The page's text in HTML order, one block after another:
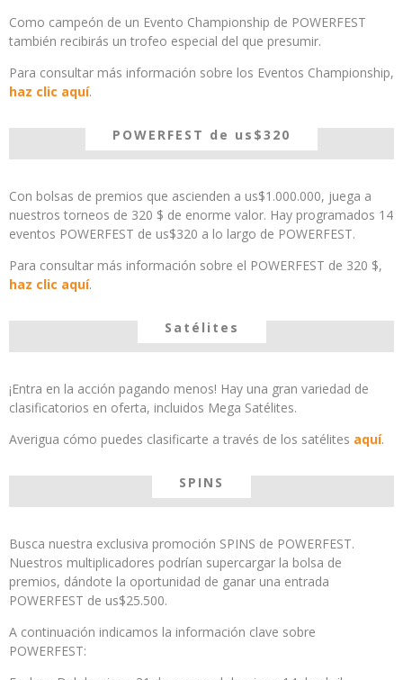
Como campeón de un Evento Championship de POWERFEST
también recibirás un trofeo especial del que presumir.
Para consultar más información sobre los Eventos Championship,
haz clic aquí.
POWERFEST de us$320
Con bolsas de premios que ascienden a us$1.000.000, juega a
nuestros torneos de 320 $ de enorme valor. Hay programados 14
eventos POWERFEST de us$320 a lo largo de POWERFEST.
Para consultar más información sobre el POWERFEST de 320 $,
haz clic aquí.
Satélites
¡Entra en la acción pagando menos! Hay una gran variedad de
clasificatorios en oferta, incluidos Mega Satélites.
Averigua cómo puedes clasificarte a través de los satélites aquí.
SPINS
Busca nuestra exclusiva promoción SPINS de POWERFEST.
Nuestros multiplicadores podrían supercargar la bolsa de
premios, dándote la oportunidad de ganar una entrada
POWERFEST de us$25.500.
A continuación indicamos la información clave sobre
POWERFEST: